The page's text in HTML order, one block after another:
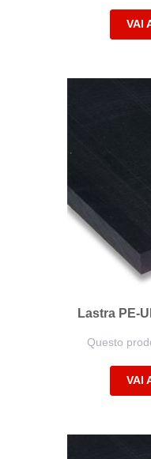
VAI
Lastra PE-
Questo
VAI